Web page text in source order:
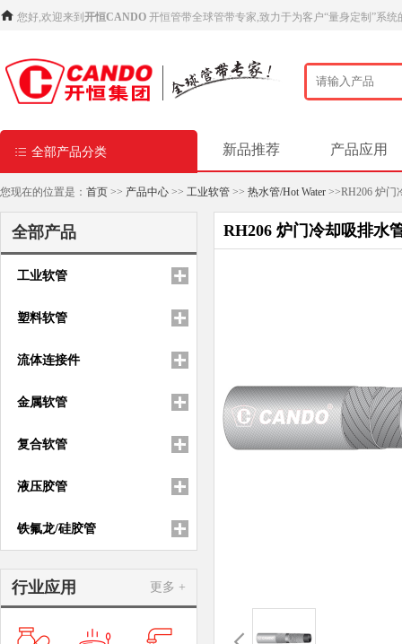
您好,欢迎来到 开恒CANDO 开恒管带全球管带专家,致力于为客户“量身定制”系统
全部产品分类 新品推荐 产品应用
您现在的位置是： 首页 >> 产品中心 >> 工业软管 >> 热水管/Hot Water >>RH206 炉门
全部产品
工业软管
塑料软管
流体连接件
金属软管
复合软管
液压胶管
铁氟龙/硅胶管
更多 +
行业应用
RH206 炉门冷却吸排水